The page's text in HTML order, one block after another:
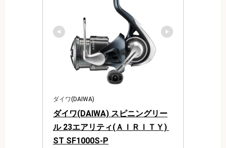
ダイワ(DAIWA)
ダイワ(DAIWA) スピニングリー
ル 23エアリティ(ＡＩＲＩＴＹ)
ST SF1000S-P